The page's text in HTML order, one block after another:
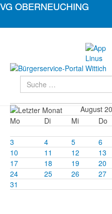
Suchen
August
Mo
Di Mi Do
3
4 5 6
10
11 12 13
17
18 19 20
24
25 26 27
31